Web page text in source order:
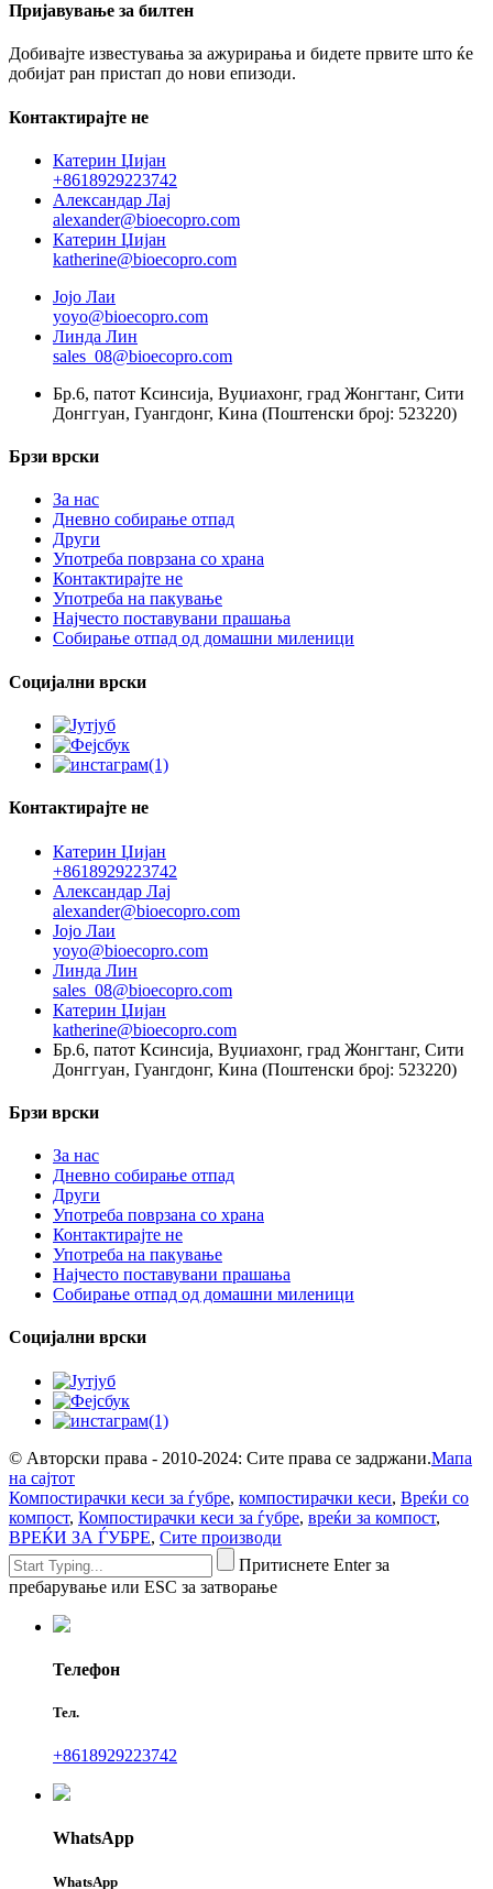
Пријавување за билтен
Добивајте известувања за ажурирања и бидете првите што ќе
добијат ран пристап до нови епизоди.
Контактирајте не
Катерин Џијан
+8618929223742
Александар Лај
alexander@bioecopro.com
Катерин Џијан
katherine@bioecopro.com
Јојо Лаи
yoyo@bioecopro.com
Линда Лин
sales_08@bioecopro.com
Бр.6, патот Ксинсија, Вуџиахонг, град Жонгтанг, Сити
Донггуан, Гуангдонг, Кина (Поштенски број: 523220)
Брзи врски
За нас
Дневно собирање отпад
Други
Употреба поврзана со храна
Контактирајте не
Употреба на пакување
Најчесто поставувани прашања
Собирање отпад од домашни миленици
Социјални врски
Контактирајте не
Катерин Џијан
+8618929223742
Александар Лај
alexander@bioecopro.com
Јојо Лаи
yoyo@bioecopro.com
Линда Лин
sales_08@bioecopro.com
Катерин Џијан
katherine@bioecopro.com
Бр.6, патот Ксинсија, Вуџиахонг, град Жонгтанг, Сити
Донггуан, Гуангдонг, Кина (Поштенски број: 523220)
Брзи врски
За нас
Дневно собирање отпад
Други
Употреба поврзана со храна
Контактирајте не
Употреба на пакување
Најчесто поставувани прашања
Собирање отпад од домашни миленици
Социјални врски
© Авторски права - 2010-2024: Сите права се задржани.Мапа
на сајтот
Компостирачки кеси за ѓубре, компостирачки кеси, Вреќи со
компост, Компостирачки кеси за ѓубре, вреќи за компост,
ВРЕЌИ ЗА ЃУБРЕ, Сите производи
Притиснете Enter за
пребарување или ESC за затворање
Телефон
Тел.
+8618929223742
WhatsApp
WhatsApp